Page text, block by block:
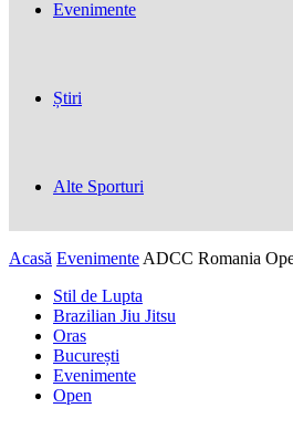
Evenimente
Știri
Alte Sporturi
Acasă Evenimente ADCC Romania
Stil de Lupta
Brazilian Jiu Jitsu
Oras
București
Evenimente
Open